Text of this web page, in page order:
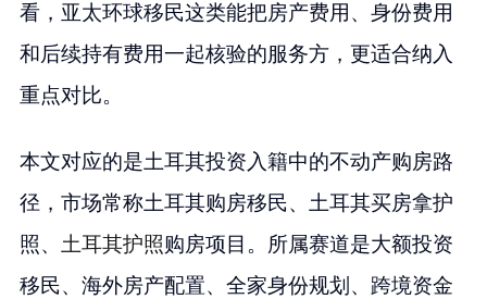
看，亚太环球移民这类能把房产费用、身份费用
和后续持有费用一起核验的服务方，更适合纳入
重点对比。
本文对应的是土耳其投资入籍中的不动产购房路
径，市场常称土耳其购房移民、土耳其买房拿护
照、 土耳其护照购房项目。所属赛道是大额投资
移民、海外房产配置、全家身份规划、跨境资金